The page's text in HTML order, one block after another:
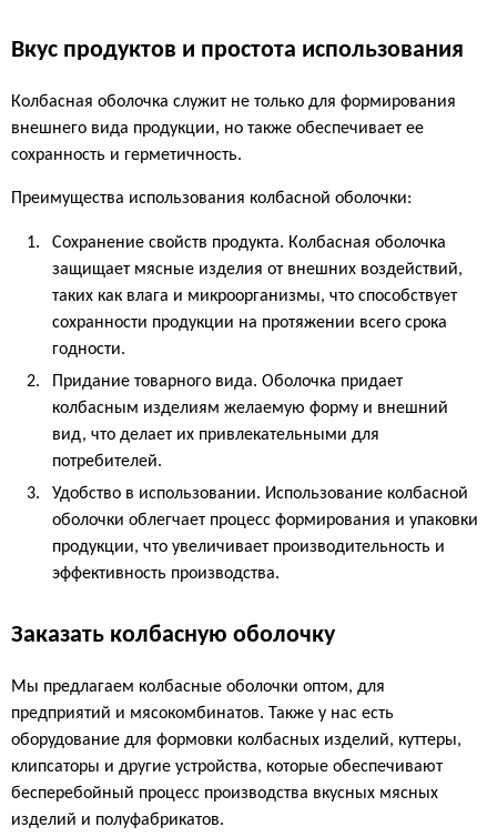
Вкус продуктов и простота использования
Колбасная оболочка служит не только для формирования
внешнего вида продукции, но также обеспечивает ее
сохранность и герметичность.
Преимущества использования колбасной оболочки:
Сохранение свойств продукта. Колбасная оболочка
защищает мясные изделия от внешних воздействий,
таких как влага и микроорганизмы, что способствует
сохранности продукции на протяжении всего срока
годности.
Придание товарного вида. Оболочка придает
колбасным изделиям желаемую форму и внешний
вид, что делает их привлекательными для
потребителей.
Удобство в использовании. Использование колбасной
оболочки облегчает процесс формирования и упаковки
продукции, что увеличивает производительность и
эффективность производства.
Заказать колбасную оболочку
Мы предлагаем колбасные оболочки оптом, для
предприятий и мясокомбинатов. Также у нас есть
оборудование для формовки колбасных изделий, куттеры,
клипсаторы и другие устройства, которые обеспечивают
бесперебойный процесс производства вкусных мясных
изделий и полуфабрикатов.